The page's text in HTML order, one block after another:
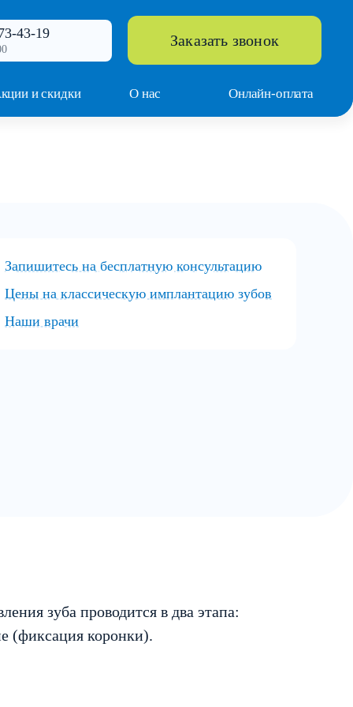
43-19 Заказать звонок
и скидки О нас Онлайн-оплата
Запишитесь на бесплатную консультацию
Цены на классическую имплантацию зубов
Наши врачи
зуба проводится в два этапа:
(фиксация коронки).